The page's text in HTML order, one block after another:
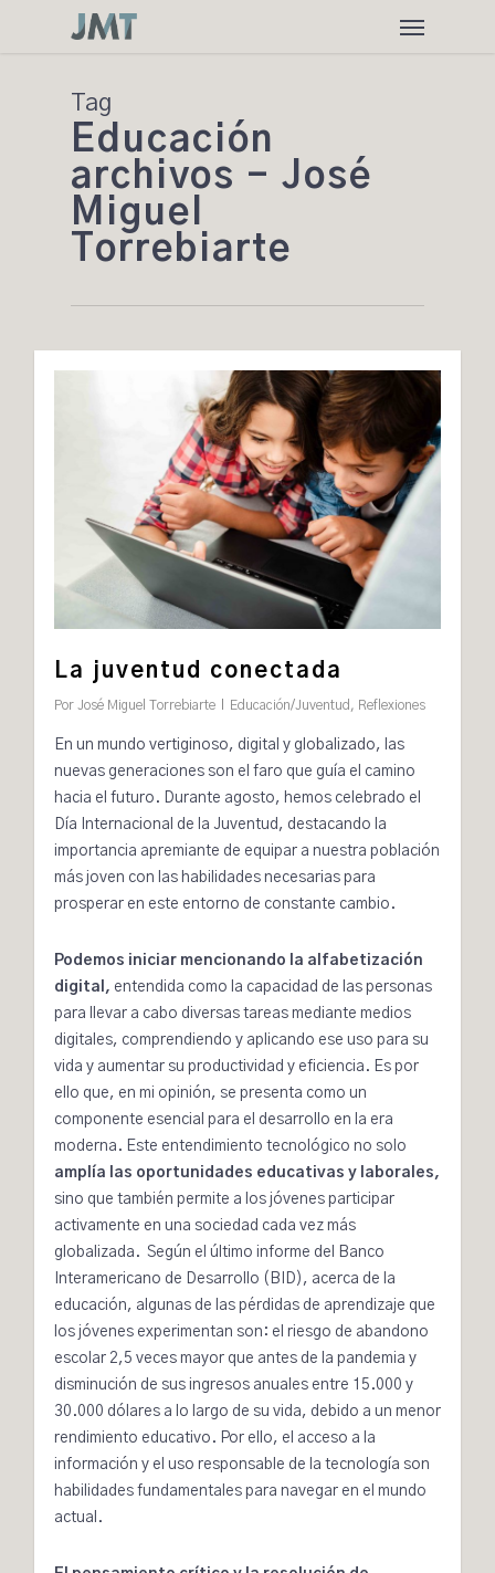
Tag
Educación
archivos - José
Miguel
Torrebiarte
La juventud conectada
Por José Miguel Torrebiarte Educación/Juventud , Reflexiones
En un mundo vertiginoso, digital y globalizado, las
nuevas generaciones son el faro que guía el camino
hacia el futuro. Durante agosto, hemos celebrado el
Día Internacional de la Juventud , destacando la
importancia apremiante de equipar a nuestra población
más joven con las habilidades necesarias para
prosperar en este entorno de constante cambio.
Podemos iniciar mencionando la alfabetización
digital, entendida como la capacidad de las personas
para llevar a cabo diversas tareas mediante medios
digitales, comprendiendo y aplicando ese uso para su
vida y aumentar su productividad y eficiencia. Es por
ello que, en mi opinión, se presenta como un
componente esencial para el desarrollo en la era
moderna. Este entendimiento tecnológico no solo
amplía las oportunidades educativas y laborales,
sino que también permite a los jóvenes participar
activamente en una sociedad cada vez más
globalizada. Según el último informe del Banco
Interamericano de Desarrollo (BID), acerca de la
educación, algunas de las pérdidas de aprendizaje que
los jóvenes experimentan son: el riesgo de abandono
escolar 2,5 veces mayor que antes de la pandemia y
disminución de sus ingresos anuales entre 15.000 y
30.000 dólares a lo largo de su vida, debido a un menor
rendimiento educativo. Por ello, el acceso a la
información y el uso responsable de la tecnología son
habilidades fundamentales para navegar en el mundo
actual.